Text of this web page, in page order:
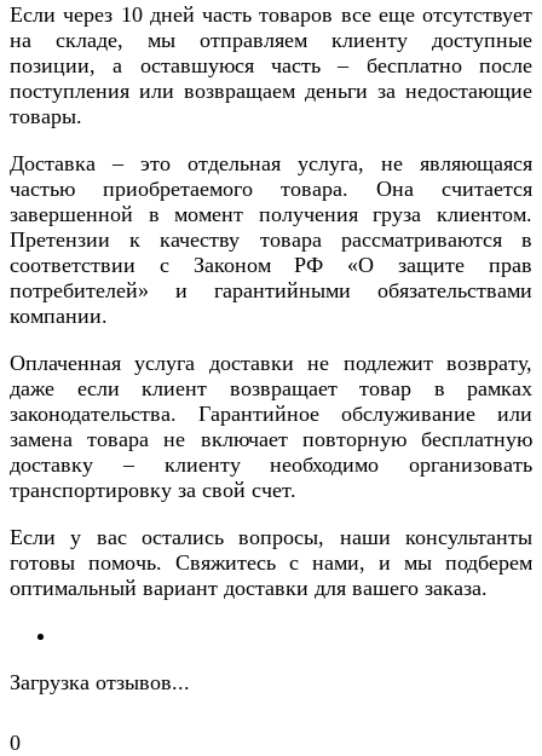
Если через 10 дней часть товаров все еще отсутствует
на складе, мы отправляем клиенту доступные
позиции, а оставшуюся часть – бесплатно после
поступления или возвращаем деньги за недостающие
товары.
Доставка – это отдельная услуга, не являющаяся
частью приобретаемого товара. Она считается
завершенной в момент получения груза клиентом.
Претензии к качеству товара рассматриваются в
соответствии с Законом РФ «О защите прав
потребителей» и гарантийными обязательствами
компании.
Оплаченная услуга доставки не подлежит возврату,
даже если клиент возвращает товар в рамках
законодательства. Гарантийное обслуживание или
замена товара не включает повторную бесплатную
доставку – клиенту необходимо организовать
транспортировку за свой счет.
Если у вас остались вопросы, наши консультанты
готовы помочь. Свяжитесь с нами, и мы подберем
оптимальный вариант доставки для вашего заказа.
Загрузка отзывов...
0